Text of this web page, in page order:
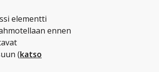
elementti
ennen
(katso